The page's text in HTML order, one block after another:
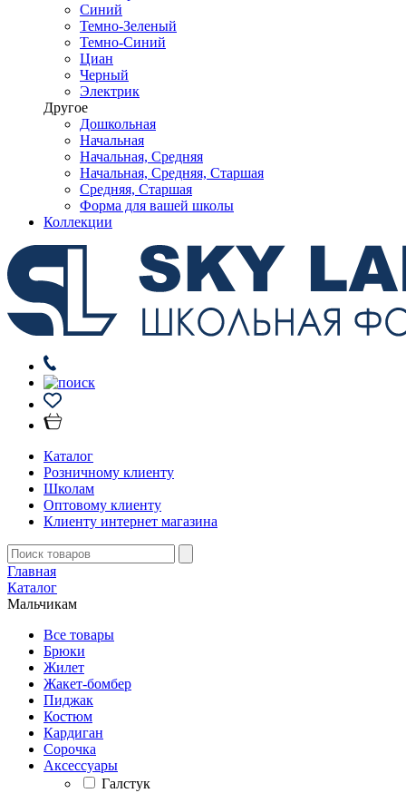
Синий
Темно-Зеленый
Темно-Синий
Циан
Черный
Электрик
Другое
Дошкольная
Начальная
Начальная, Средняя
Начальная, Средняя, Старшая
Средняя, Старшая
Форма для вашей школы
Коллекции
Каталог
Розничному клиенту
Школам
Оптовому клиенту
Клиенту интернет магазина
Главная
Каталог
Мальчикам
Все товары
Брюки
Жилет
Жакет-бомбер
Пиджак
Костюм
Кардиган
Сорочка
Аксессуары
Галстук